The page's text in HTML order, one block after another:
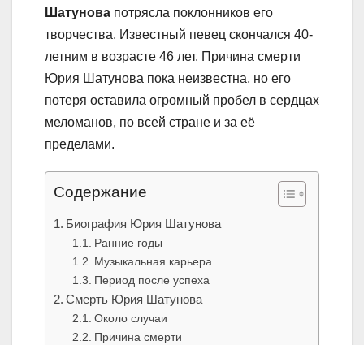
Шатунова потрясла поклонников его
творчества. Известный певец скончался 40-
летним в возрасте 46 лет. Причина смерти
Юрия Шатунова пока неизвестна, но его
потеря оставила огромный пробел в сердцах
меломанов, по всей стране и за её
пределами.
Содержание
Биография Юрия Шатунова
Ранние годы
Музыкальная карьера
Период после успеха
Смерть Юрия Шатунова
Около случаи
Причина смерти